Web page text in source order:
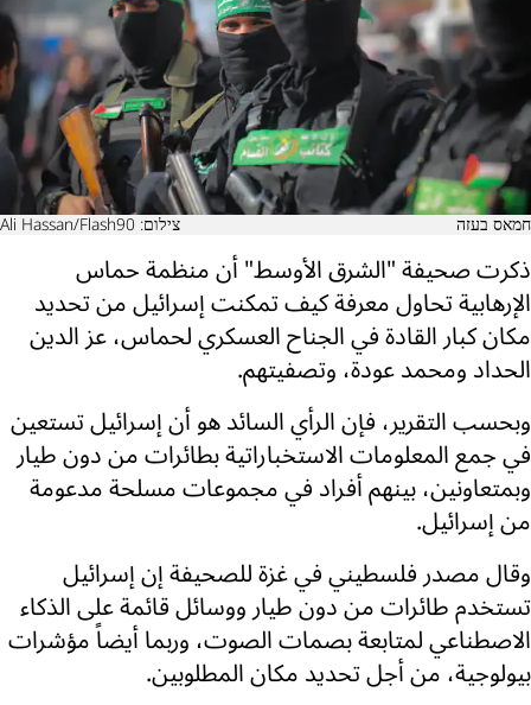
חמאס בעזה צילום: Ali Hassan/Flash90
ذكرت صحيفة "الشرق الأوسط" أن منظمة حماس
الإرهابية تحاول معرفة كيف تمكنت إسرائيل من تحديد
مكان كبار القادة في الجناح العسكري لحماس، عز الدين
الحداد ومحمد عودة، وتصفيتهم.
وبحسب التقرير، فإن الرأي السائد هو أن إسرائيل تستعين
في جمع المعلومات الاستخباراتية بطائرات من دون طيار
وبمتعاونين، بينهم أفراد في مجموعات مسلحة مدعومة
من إسرائيل.
وقال مصدر فلسطيني في غزة للصحيفة إن إسرائيل
تستخدم طائرات من دون طيار ووسائل قائمة على الذكاء
الاصطناعي لمتابعة بصمات الصوت، وربما أيضاً مؤشرات
بيولوجية، من أجل تحديد مكان المطلوبين.